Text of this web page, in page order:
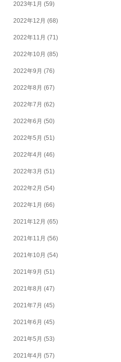
2023年1月 (59)
2022年12月 (68)
2022年11月 (71)
2022年10月 (85)
2022年9月 (76)
2022年8月 (67)
2022年7月 (62)
2022年6月 (50)
2022年5月 (51)
2022年4月 (46)
2022年3月 (51)
2022年2月 (54)
2022年1月 (66)
2021年12月 (65)
2021年11月 (56)
2021年10月 (54)
2021年9月 (51)
2021年8月 (47)
2021年7月 (45)
2021年6月 (45)
2021年5月 (53)
2021年4月 (57)